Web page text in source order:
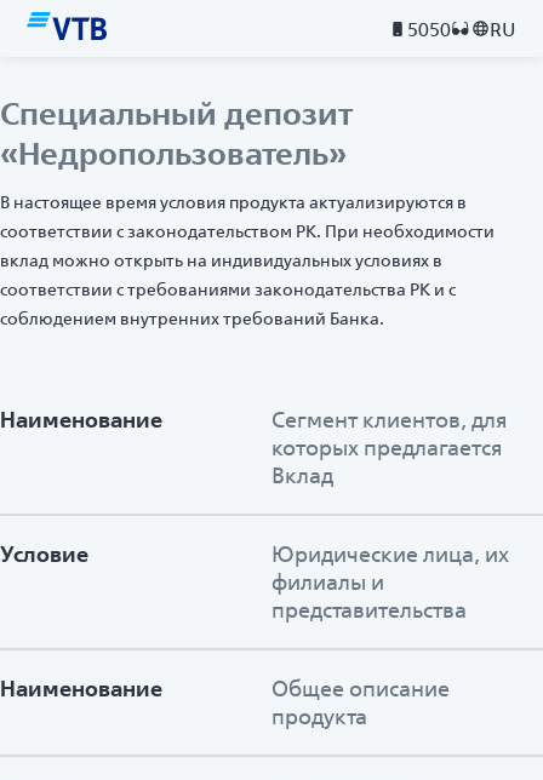
5050 RU
Специальный депозит
«Недропользователь»
В настоящее время условия продукта актуализируются в
соответствии с законодательством РК. При необходимости
вклад можно открыть на индивидуальных условиях в
соответствии с требованиями законодательства РК и с
соблюдением внутренних требований Банка.
Наименование
Условие
Сегмент клиентов, для
которых предлагается
Вклад
Юридические лица, их
филиалы и
представительства
Наименование
Общее описание
продукта